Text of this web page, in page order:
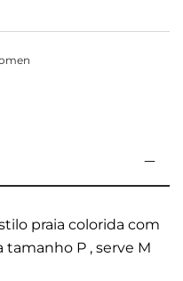
praia colorida com
P , serve M